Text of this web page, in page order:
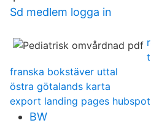
Sd medlem logga in
franska bokstäver uttal
östra götalands karta
export landing pages hubspot
BW